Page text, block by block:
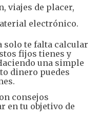
viajes de placer,
electrónico.
solo te falta calcular
fijos tienes y
una simple
dinero puedes
consejos
en tu objetivo de